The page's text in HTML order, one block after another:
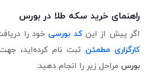
راهنمای خرید سکه طلا در بورس
اگر پیش از اینکد بورسی خود را
کارگزاری مطمئن ثبت نام کرده‌اید،
بورس مراحل زیر را انجام دهید: